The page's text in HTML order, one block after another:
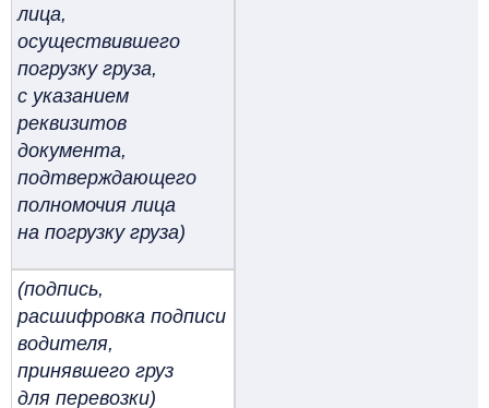
лица,
осуществившего
погрузку груза,
с указанием
реквизитов
документа,
подтверждающего
полномочия лица
на погрузку груза)
(подпись,
расшифровка подписи
водителя,
принявшего груз
для перевозки)